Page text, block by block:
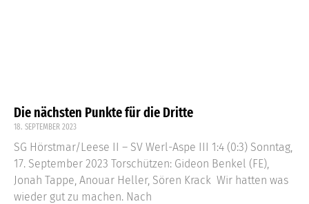
Die nächsten Punkte für die Dritte
18. SEPTEMBER 2023
SG Hörstmar/Leese II – SV Werl-Aspe III 1:4 (0:3) Sonntag,
17. September 2023 Torschützen: Gideon Benkel (FE),
Jonah Tappe, Anouar Heller, Sören Krack Wir hatten was
wieder gut zu machen. Nach